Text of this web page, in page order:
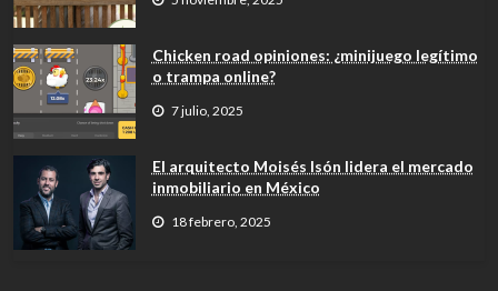
Chicken road opiniones: ¿minijuego legítimo
o trampa online?
7 julio, 2025
El arquitecto Moisés Isón lidera el mercado
inmobiliario en México
18 febrero, 2025